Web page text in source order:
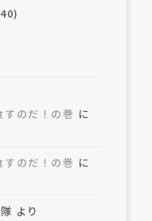
のだ！の巻 に
のだ！の巻 に
より